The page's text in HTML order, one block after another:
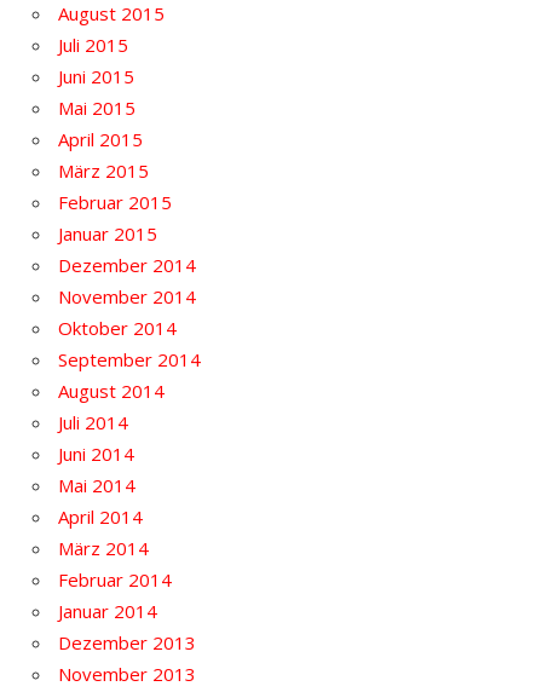
August 2015
Juli 2015
Juni 2015
Mai 2015
April 2015
März 2015
Februar 2015
Januar 2015
Dezember 2014
November 2014
Oktober 2014
September 2014
August 2014
Juli 2014
Juni 2014
Mai 2014
April 2014
März 2014
Februar 2014
Januar 2014
Dezember 2013
November 2013